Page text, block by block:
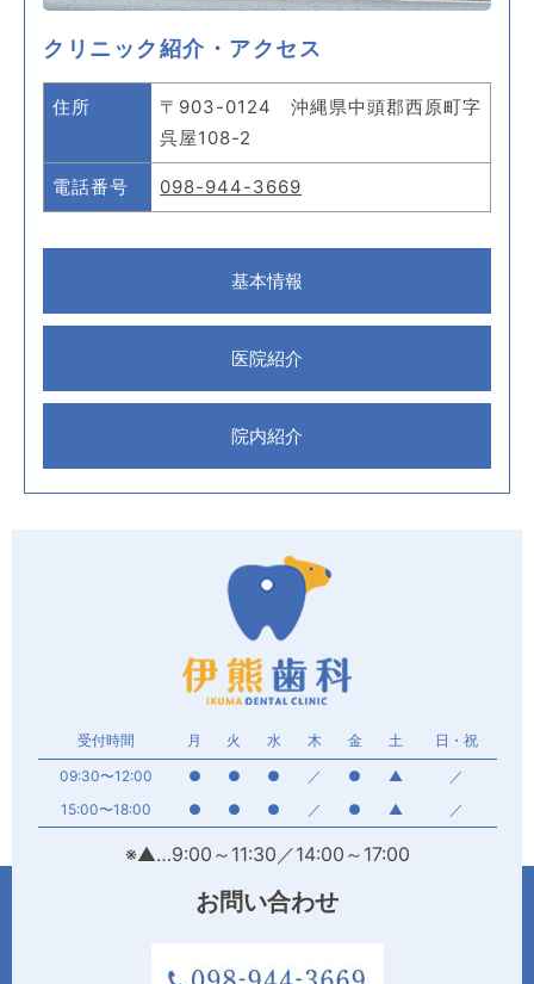
クリニック紹介・アクセス
住所
〒903-0124 沖縄県中頭郡西原町字
呉屋108-2
電話番号 098-944-3669
基本情報
医院紹介
院内紹介
受付時間 月 火 水 木 金 土
日・祝
09:30〜12:00
● ● ● ／ ● ▲
／
15:00〜18:00
● ● ● ／ ● ▲ ／
※▲…9:00～11:30／14:00～17:00
お問い合わせ